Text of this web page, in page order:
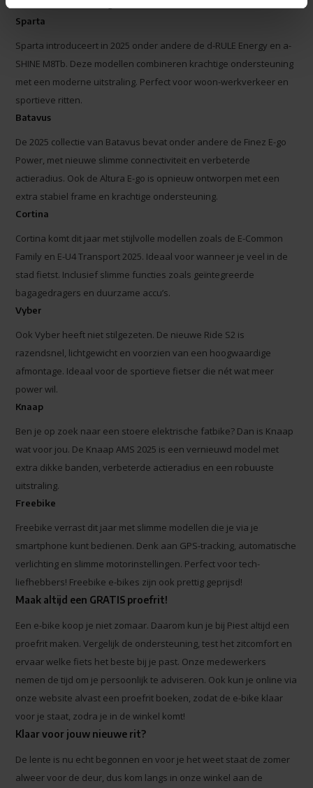
Sparta
Sparta introduceert in 2025 onder andere de d-RULE Energy en a-
SHINE M8Tb. Deze modellen combineren krachtige ondersteuning
met een moderne uitstraling. Perfect voor woon-werkverkeer en
sportieve ritten.
Batavus
De 2025 collectie van Batavus bevat onder andere de Finez E-go
Power, met nieuwe slimme connectiviteit en verbeterde
actieradius. Ook de Altura E-go is opnieuw ontworpen met een
extra stabiel frame en krachtige ondersteuning.
Cortina
Cortina komt dit jaar met stijlvolle modellen zoals de E-Common
Family en E-U4 Transport 2025. Ideaal voor wanneer je veel in de
stad fietst. Inclusief slimme functies zoals geïntegreerde
bagagedragers en duurzame accu’s.
Vyber
Ook Vyber heeft niet stilgezeten. De nieuwe Ride S2 is
razendsnel, lichtgewicht en voorzien van een hoogwaardige
afmontage. Ideaal voor de sportieve fietser die nét wat meer
power wil.
Knaap
Ben je op zoek naar een stoere elektrische fatbike? Dan is Knaap
wat voor jou. De Knaap AMS 2025 is een vernieuwd model met
extra dikke banden, verbeterde actieradius en een robuuste
uitstraling.
Freebike
Freebike verrast dit jaar met slimme modellen die je via je
smartphone kunt bedienen. Denk aan GPS-tracking, automatische
verlichting en slimme motorinstellingen. Perfect voor tech-
liefhebbers! Freebike e-bikes zijn ook prettig geprijsd!
Maak altijd een GRATIS proefrit!
Een e-bike koop je niet zomaar. Daarom kun je bij Piest altijd een
proefrit maken. Vergelijk de ondersteuning, test het zitcomfort en
ervaar welke fiets het beste bij je past. Onze medewerkers
nemen de tijd om je persoonlijk te adviseren. Ook kun je online via
onze website alvast een proefrit boeken, zodat de e-bike klaar
voor je staat, zodra je in de winkel komt!
Klaar voor jouw nieuwe rit?
De lente is nu echt begonnen en voor je het weet staat de zomer
alweer voor de deur, dus kom langs in onze winkel aan de